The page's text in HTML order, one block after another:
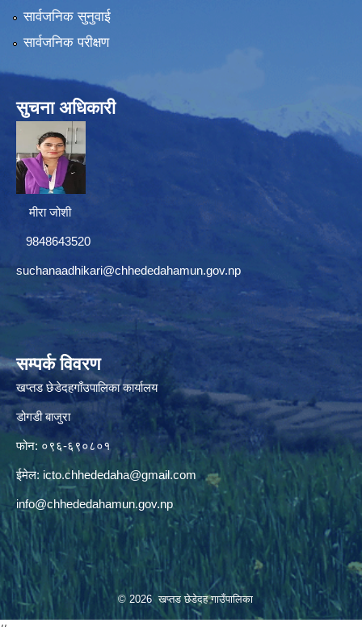
सार्वजनिक सुनुवाई
सार्वजनिक परीक्षण
सुचना अधिकारी
मीरा जोशी
9848643520
suchanaadhikari@chhededahamun.gov.np
सम्पर्क विवरण
खप्तड छेडेदहगाँउपालिका कार्यालय
डोगडी बाजुरा
फोन: ०९६-६९०८०१
ईमेल: icto.chhededaha@gmail.com
info@chhededahamun.gov.np
© 2026 खप्तड छेडेदह गाउँपालिका